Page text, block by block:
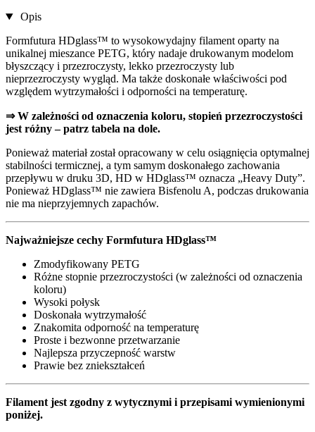
Opis
Formfutura HDglass™ to wysokowydajny filament oparty na
unikalnej mieszance PETG, który nadaje drukowanym modelom
błyszczący i przezroczysty, lekko przezroczysty lub
nieprzezroczysty wygląd. Ma także doskonałe właściwości pod
względem wytrzymałości i odporności na temperaturę.
⇒ W zależności od oznaczenia koloru, stopień przezroczystości
jest różny – patrz tabela na dole.
Ponieważ materiał został opracowany w celu osiągnięcia optymalnej
stabilności termicznej, a tym samym doskonałego zachowania
przepływu w druku 3D, HD w HDglass™ oznacza „Heavy Duty”.
Ponieważ HDglass™ nie zawiera Bisfenolu A, podczas drukowania
nie ma nieprzyjemnych zapachów.
Najważniejsze cechy Formfutura HDglass™
Zmodyfikowany PETG
Różne stopnie przezroczystości (w zależności od oznaczenia
koloru)
Wysoki połysk
Doskonała wytrzymałość
Znakomita odporność na temperaturę
Proste i bezwonne przetwarzanie
Najlepsza przyczepność warstw
Prawie bez zniekształceń
Filament jest zgodny z wytycznymi i przepisami wymienionymi
poniżej.